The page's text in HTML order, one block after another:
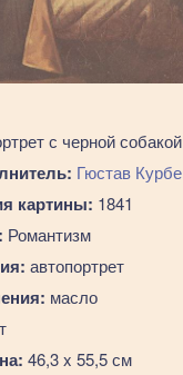
с черной собакой
Гюстав Курбе
картины: 1841
Романтизм
автопортрет
масло
46,3 x 55,5 см